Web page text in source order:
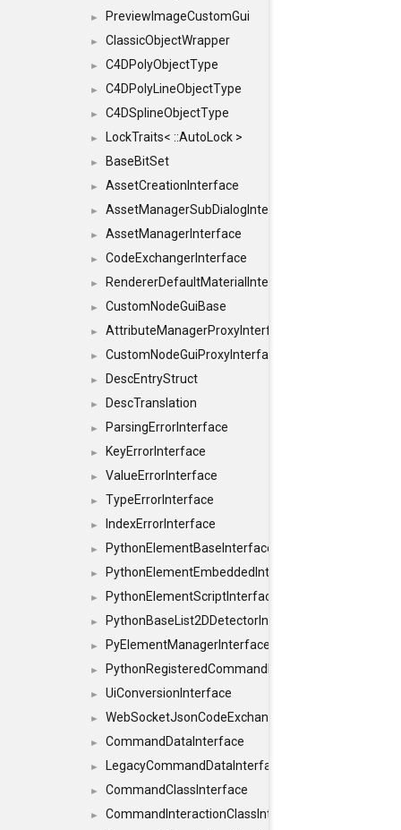
► PreviewImageCustomGui
► ClassicObjectWrapper
► C4DPolyObjectType
► C4DPolyLineObjectType
► C4DSplineObjectType
► LockTraits< ::AutoLock >
► BaseBitSet
► AssetCreationInterface
► AssetManagerSubDialogInterface
► AssetManagerInterface
► CodeExchangerInterface
► RendererDefaultMaterialInterface
► CustomNodeGuiBase
► AttributeManagerProxyInterface
► CustomNodeGuiProxyInterface
► DescEntryStruct
► DescTranslation
► ParsingErrorInterface
► KeyErrorInterface
► ValueErrorInterface
► TypeErrorInterface
► IndexErrorInterface
► PythonElementBaseInterface
► PythonElementEmbeddedInterface
► PythonElementScriptInterface
► PythonBaseList2DDetectorInterface
► PyElementManagerInterface
► PythonRegisteredCommandIdsInterface
► UiConversionInterface
► WebSocketJsonCodeExchangerInterface
► CommandDataInterface
► LegacyCommandDataInterface
► CommandClassInterface
► CommandInteractionClassInterface